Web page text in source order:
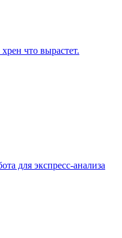
что вырастет.
для экспресс-анализа